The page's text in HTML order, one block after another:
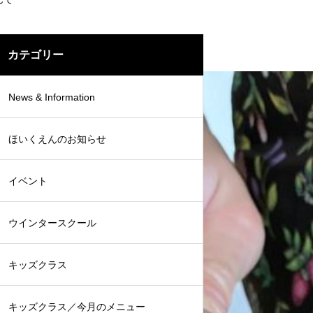
カテゴリー
News & Information
ほいくえんのお知らせ
イベント
ウインタースクール
キッズクラス
キッズクラス／今月のメニュー